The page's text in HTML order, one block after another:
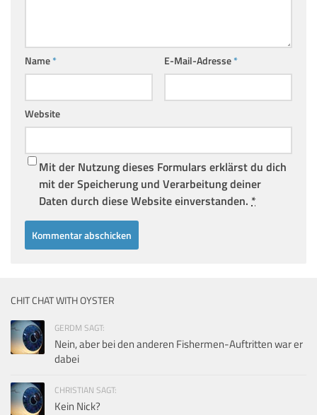
Name* E-Mail-Adresse*
Website
Mit der Nutzung dieses Formulars erklärst du dich
mit der Speicherung und Verarbeitung deiner
Daten durch diese Website einverstanden. *
CHIT CHAT WITH OYSTER
GERDM SAGT:
Nein, aber bei den anderen Fishermen-Auftritten war er
dabei
CHRISTIAN SAGT:
Kein Nick?